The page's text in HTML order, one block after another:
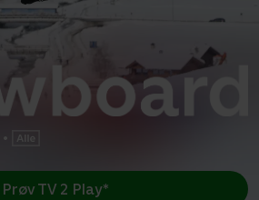
•
Prøv TV 2 Play*